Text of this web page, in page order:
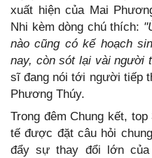
xuất hiện của Mai
Nhi kèm dòng chú thích:
nào cũng có kế hoạch
nay, còn sót lại vài người
sĩ đang nói tới người tiếp
Phương Thúy.
Trong đêm Chung kết,
tế được đặt câu hỏi
đẩy sự thay đổi lớn